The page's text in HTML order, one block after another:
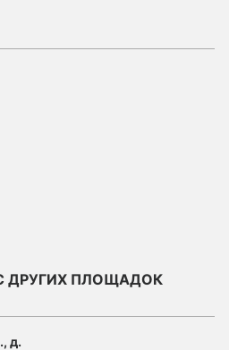
ДРУГИХ ПЛОЩАДОК
д.